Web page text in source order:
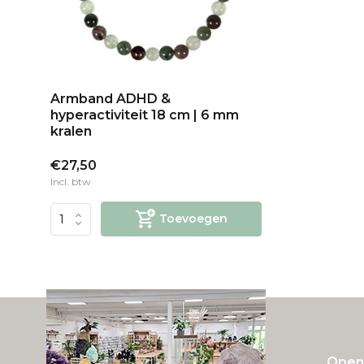
Armband ADHD &
hyperactiviteit 18 cm | 6 mm
kralen
€27,50
Incl. btw
Toevoegen